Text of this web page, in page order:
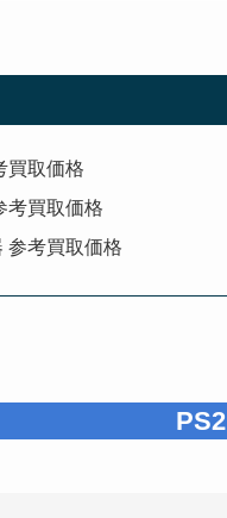
買取価格
考買取価格
参考買取価格
PS2